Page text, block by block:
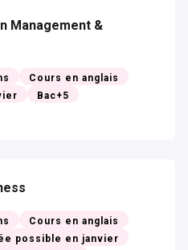
Management &
Cours en anglais
Bac+5
Cours en anglais
possible en janvier